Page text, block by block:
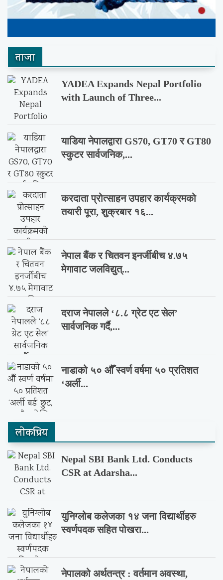
ताजा
YADEA Expands Nepal Portfolio
with Launch of Three...
याडिया नेपालद्वारा GS70, GT70 र GT80
स्कुटर सार्वजनिक,...
करदाता प्रोत्साहन उपहार कार्यक्रमको
तयारी पूरा, शुक्रबार १६...
नेपाल बैंक र चितवन इनर्जीबीच ४.७५
मेगावाट जलविद्युत्...
दराज नेपालले ‘८.८ ग्रेट एट सेल’
सार्वजनिक गर्दै,...
नाडाको ५० औँ स्वर्ण वर्षमा ५० प्रतिशत
‘अर्ली...
लाेकप्रिय
Nepal SBI Bank Ltd. Conducts
CSR at Adarsha...
युनिग्लोब कलेजका १४ जना विद्यार्थीहरु
स्वर्णपदक सहित पोखरा...
नेपालको अर्थतन्त्र : वर्तमान अवस्था,